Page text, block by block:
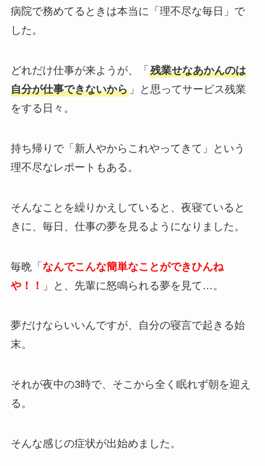
病院で務めてるときは本当に「理不尽な毎日」で
した。
どれだけ仕事が来ようが、「 残業せなあかんのは
自分が仕事できないから」と思ってサービス残業
をする日々。
持ち帰りで「新人やからこれやってきて」という
理不尽なレポートもある。
そんなことを繰りかえしていると、夜寝ていると
きに、毎日、仕事の夢を見るようになりました。
毎晩「 なんでこんな簡単なことができひんね
や！！
」と、先輩に怒鳴られる夢を見て…。
夢だけならいいんですが、自分の寝言で起きる始
末。
それが夜中の3時で、そこから全く眠れず朝を迎え
る。
そんな感じの症状が出始めました。